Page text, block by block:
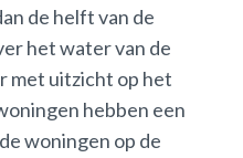
de helft van de
het water van de
met uitzicht op het
hebben een
woningen op de